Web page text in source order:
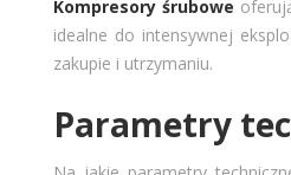
Kompresory śrubowe
idealne do intensywnej
zakupie i utrzymaniu​​.
Parametry